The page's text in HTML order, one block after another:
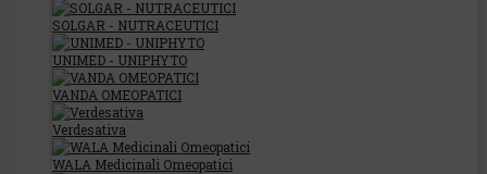
SOLGAR - NUTRACEUTICI
UNIMED - UNIPHYTO
VANDA OMEOPATICI
Verdesativa
WALA Medicinali Omeopatici